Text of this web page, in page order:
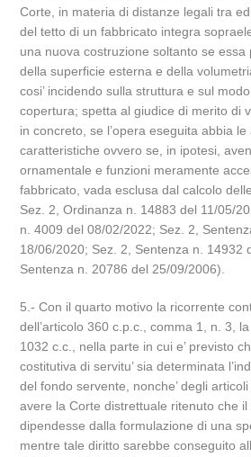
Corte, in materia di distanze legali tra
del tetto di un fabbricato integra
una nuova costruzione soltanto se essa
della superficie esterna e della
cosi’ incidendo sulla struttura e sul
copertura; spetta al giudice di merito di
in concreto, se l’opera eseguita abbia le
caratteristiche ovvero se, in ipotesi,
ornamentale e funzioni meramente
fabbricato, vada esclusa dal calcolo
Sez. 2, Ordinanza n. 14883 del 11/05/
n. 4009 del 08/02/2022; Sez. 2,
18/06/2020; Sez. 2, Sentenza n. 14932
Sentenza n. 20786 del 25/09/2006).
5.- Con il quarto motivo la ricorrente
dell’articolo 360 c.p.c., comma 1, n. 3,
1032 c.c., nella parte in cui e’ previsto
costitutiva di servitu’ sia determinata
del fondo servente, nonche’ degli
avere la Corte distrettuale ritenuto che il
dipendesse dalla formulazione di una
mentre tale diritto sarebbe conseguito